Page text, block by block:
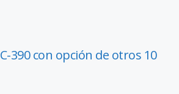
390 con opción de otros 10